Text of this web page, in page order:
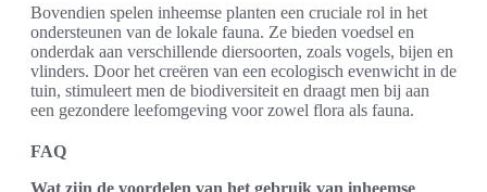
Bovendien spelen inheemse planten een cruciale rol in het
ondersteunen van de lokale fauna. Ze bieden voedsel en
onderdak aan verschillende diersoorten, zoals vogels, bijen en
vlinders. Door het creëren van een ecologisch evenwicht in de
tuin, stimuleert men de biodiversiteit en draagt men bij aan
een gezondere leefomgeving voor zowel flora als fauna.
FAQ
Wat zijn de voordelen van het gebruik van inheemse